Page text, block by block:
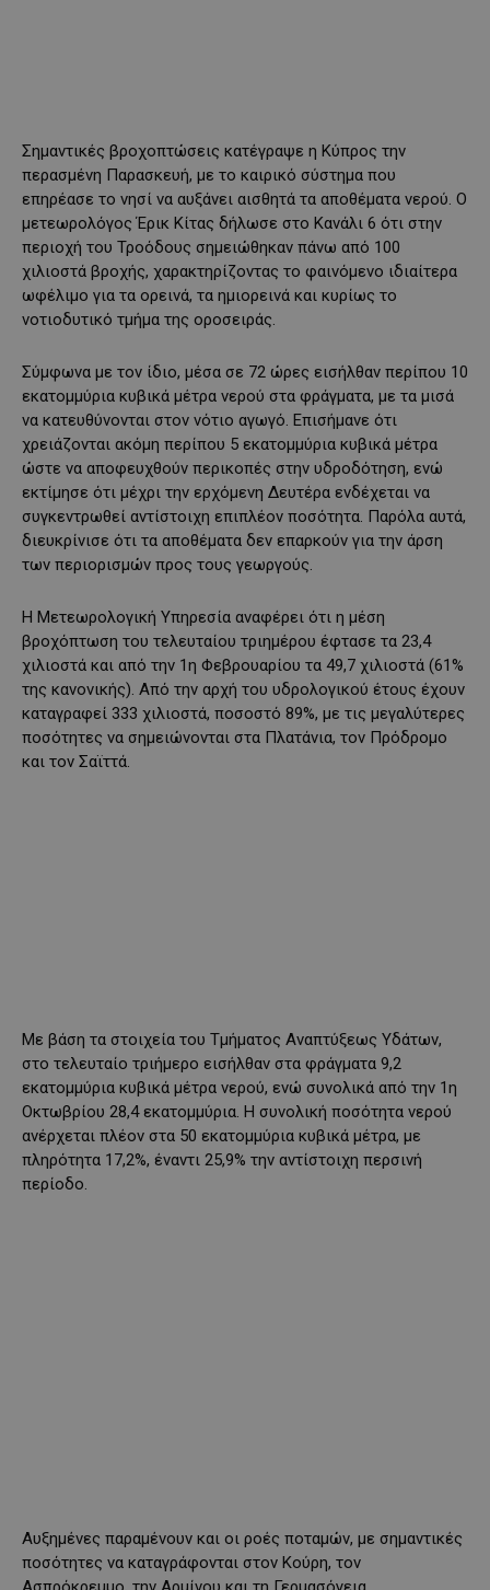
Σημαντικές βροχοπτώσεις κατέγραψε η Κύπρος την
περασμένη Παρασκευή, με το καιρικό σύστημα που
επηρέασε το νησί να αυξάνει αισθητά τα αποθέματα νερού. Ο
μετεωρολόγος Έρικ Κίτας δήλωσε στο Κανάλι 6 ότι στην
περιοχή του Τροόδους σημειώθηκαν πάνω από 100
χιλιοστά βροχής, χαρακτηρίζοντας το φαινόμενο ιδιαίτερα
ωφέλιμο για τα ορεινά, τα ημιορεινά και κυρίως το
νοτιοδυτικό τμήμα της οροσειράς.
Σύμφωνα με τον ίδιο, μέσα σε 72 ώρες εισήλθαν περίπου 10
εκατομμύρια κυβικά μέτρα νερού στα φράγματα, με τα μισά
να κατευθύνονται στον νότιο αγωγό. Επισήμανε ότι
χρειάζονται ακόμη περίπου 5 εκατομμύρια κυβικά μέτρα
ώστε να αποφευχθούν περικοπές στην υδροδότηση, ενώ
εκτίμησε ότι μέχρι την ερχόμενη Δευτέρα ενδέχεται να
συγκεντρωθεί αντίστοιχη επιπλέον ποσότητα. Παρόλα αυτά,
διευκρίνισε ότι τα αποθέματα δεν επαρκούν για την άρση
των περιορισμών προς τους γεωργούς.
Η Μετεωρολογική Υπηρεσία αναφέρει ότι η μέση
βροχόπτωση του τελευταίου τριημέρου έφτασε τα 23,4
χιλιοστά και από την 1η Φεβρουαρίου τα 49,7 χιλιοστά (61%
της κανονικής). Από την αρχή του υδρολογικού έτους έχουν
καταγραφεί 333 χιλιοστά, ποσοστό 89%, με τις μεγαλύτερες
ποσότητες να σημειώνονται στα Πλατάνια, τον Πρόδρομο
και τον Σαϊττά.
Με βάση τα στοιχεία του Τμήματος Αναπτύξεως Υδάτων,
στο τελευταίο τριήμερο εισήλθαν στα φράγματα 9,2
εκατομμύρια κυβικά μέτρα νερού, ενώ συνολικά από την 1η
Οκτωβρίου 28,4 εκατομμύρια. Η συνολική ποσότητα νερού
ανέρχεται πλέον στα 50 εκατομμύρια κυβικά μέτρα, με
πληρότητα 17,2%, έναντι 25,9% την αντίστοιχη περσινή
περίοδο.
Αυξημένες παραμένουν και οι ροές ποταμών, με σημαντικές
ποσότητες να καταγράφονται στον Κούρη, τον